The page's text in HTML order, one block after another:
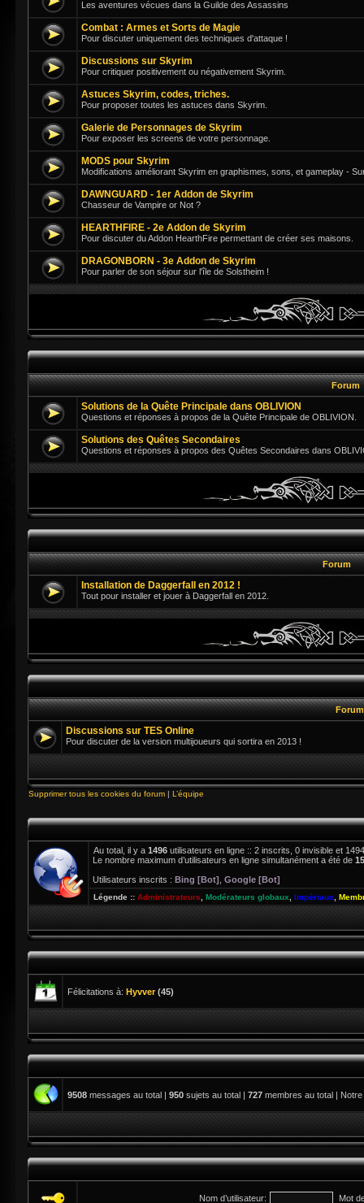
Les aventures vécues dans la Guilde des Assassins
Combat : Armes et Sorts de Magie
Pour discuter uniquement des techniques d'attaque !
Discussions sur Skyrim
Pour critiquer positivement ou négativement Skyrim.
Astuces Skyrim, codes, triches.
Pour proposer toutes les astuces dans Skyrim.
Galerie de Personnages de Skyrim
Pour exposer les screens de votre personnage.
MODS pour Skyrim
Modifications améliorant Skyrim en graphismes, sons, et gameplay -
DAWNGUARD - 1er Addon de Skyrim
Chasseur de Vampire or Not ?
HEARTHFIRE - 2e Addon de Skyrim
Pour discuter du Addon HearthFire permettant de créer ses maisons.
DRAGONBORN - 3e Addon de Skyrim
Pour parler de son séjour sur l'île de Solstheim !
Forum
Solutions de la Quête Principale dans OBLIVION
Questions et réponses à propos de la Quête Principale de OBLIVION.
Solutions des Quêtes Secondaires
Questions et réponses à propos des Quêtes Secondaires dans
Forum
Installation de Daggerfall en 2012 !
Tout pour installer et jouer à Daggerfall en 2012.
Discussions sur TES Online
Pour discuter de la version multijoueurs qui sortira en 2013 !
Supprimer tous les cookies du forum | L’équipe
Au total, il y a 1496 utilisateurs en ligne :: 2 inscrits, 0 invisible et
Le nombre maximum d’utilisateurs en ligne simultanément a été de
Utilisateurs inscrits : Bing [Bot] Google [Bot]
Légende :: Administrateurs Modérateurs globaux Impériaux
Félicitations à: Hyvver(45)
9508 messages au total | 950 sujets au total | 727 membres au total |
Nom d’utilisateur: Mot